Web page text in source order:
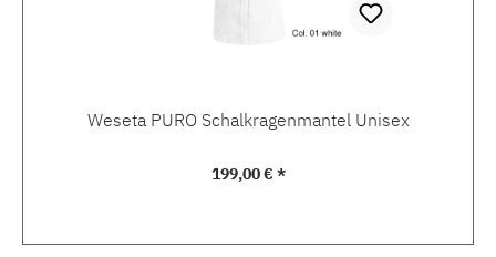
Weseta PURO Schalkragenmantel Unisex
Regulärer Preis:
199,00 € *